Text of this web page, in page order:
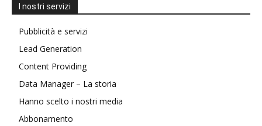
I nostri servizi
Pubblicità e servizi
Lead Generation
Content Providing
Data Manager – La storia
Hanno scelto i nostri media
Abbonamento